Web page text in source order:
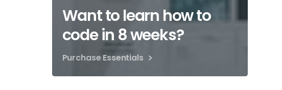
Want to learn how to
code in 8 weeks?
Purchase Essentials